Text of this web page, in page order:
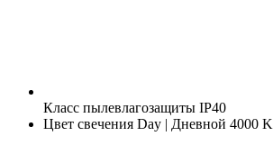
Класс пылевлагозащиты IP40
Цвет свечения Day | Дневной 4000 K